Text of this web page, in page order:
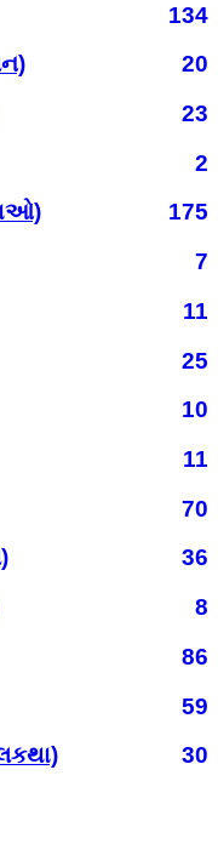
134
20
23
2
175
7
11
25
10
11
70
36
8
86
59
30